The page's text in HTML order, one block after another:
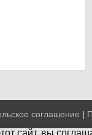
соглашение |
сайт, вы